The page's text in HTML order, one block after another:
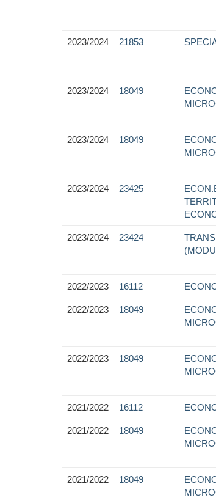
2023/2024 21853
2023/2024 18049
2023/2024 18049
2023/2024 23425
2023/2024 23424
2022/2023 16112
2022/2023 18049
2022/2023 18049
2021/2022 16112
2021/2022 18049
2021/2022 18049